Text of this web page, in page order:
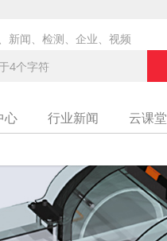
新闻、检测、企业、视频
心 行业新闻 云课堂